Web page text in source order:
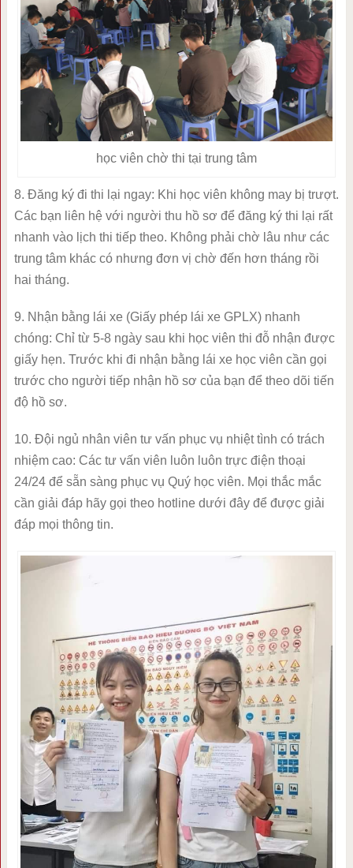
học viên chờ thi tại trung tâm
8. Đăng ký đi thi lại ngay: Khi học viên không may bị trượt.
Các bạn liên hệ với người thu hồ sơ để đăng ký thi lại rất
nhanh vào lịch thi tiếp theo. Không phải chờ lâu như các
trung tâm khác có nhưng đơn vị chờ đến hơn tháng rồi
hai tháng.
9. Nhận bằng lái xe (Giấy phép lái xe GPLX) nhanh
chóng: Chỉ từ 5-8 ngày sau khi học viên thi đỗ nhận được
giấy hẹn. Trước khi đi nhận bằng lái xe học viên cần gọi
trước cho người tiếp nhận hồ sơ của bạn để theo dõi tiến
độ hồ sơ.
10. Đội ngủ nhân viên tư vấn phục vụ nhiệt tình có trách
nhiệm cao: Các tư vấn viên luôn luôn trực điện thoại
24/24 để sẵn sàng phục vụ Quý học viên. Mọi thắc mắc
cần giải đáp hãy gọi theo hotline dưới đây để được giải
đáp mọi thông tin.